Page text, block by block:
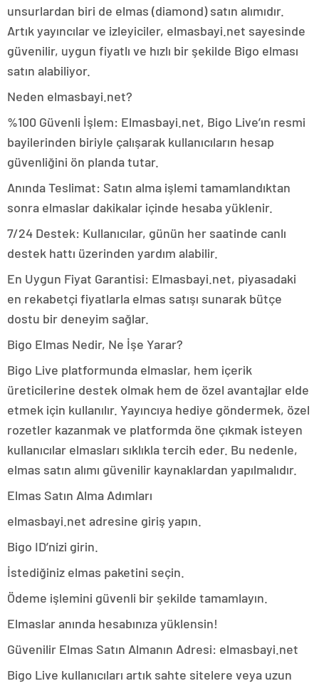
unsurlardan biri de elmas (diamond) satın alımıdır.
Artık yayıncılar ve izleyiciler, elmasbayi.net sayesinde
güvenilir, uygun fiyatlı ve hızlı bir şekilde Bigo elması
satın alabiliyor.
Neden elmasbayi.net?
%100 Güvenli İşlem: Elmasbayi.net, Bigo Live’ın resmi
bayilerinden biriyle çalışarak kullanıcıların hesap
güvenliğini ön planda tutar.
Anında Teslimat: Satın alma işlemi tamamlandıktan
sonra elmaslar dakikalar içinde hesaba yüklenir.
7/24 Destek: Kullanıcılar, günün her saatinde canlı
destek hattı üzerinden yardım alabilir.
En Uygun Fiyat Garantisi: Elmasbayi.net, piyasadaki
en rekabetçi fiyatlarla elmas satışı sunarak bütçe
dostu bir deneyim sağlar.
Bigo Elmas Nedir, Ne İşe Yarar?
Bigo Live platformunda elmaslar, hem içerik
üreticilerine destek olmak hem de özel avantajlar elde
etmek için kullanılır. Yayıncıya hediye göndermek, özel
rozetler kazanmak ve platformda öne çıkmak isteyen
kullanıcılar elmasları sıklıkla tercih eder. Bu nedenle,
elmas satın alımı güvenilir kaynaklardan yapılmalıdır.
Elmas Satın Alma Adımları
elmasbayi.net adresine giriş yapın.
Bigo ID’nizi girin.
İstediğiniz elmas paketini seçin.
Ödeme işlemini güvenli bir şekilde tamamlayın.
Elmaslar anında hesabınıza yüklensin!
Güvenilir Elmas Satın Almanın Adresi: elmasbayi.net
Bigo Live kullanıcıları artık sahte sitelere veya uzun